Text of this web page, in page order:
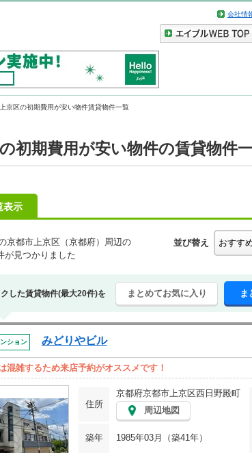
会社情
京区の初期費用が安い物件賃貸物件一覧
初期費用が安い物件の賃貸物件
表示
京都市上京区（京都府）周辺の
が見つかりました
並び替え
した賃貸物件(最大20件)を まとめてお気に入り ま
ション みどりやビル
混雑するため来店予約がオススメです！
住所
京都府京都市上京区西日野殿町
周辺地図
築年 1985年03月（築41年）